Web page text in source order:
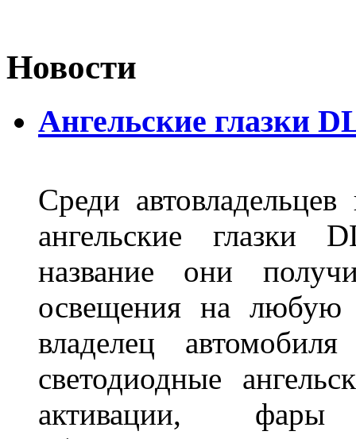
Новости
Ангельские глазки
Среди
ангельские глазки
название они
освещения на любую
владелец
светодиодные
активации, фары